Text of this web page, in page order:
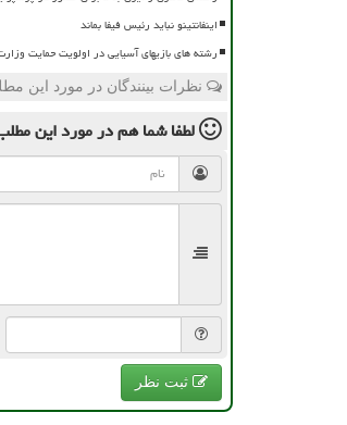
اینفانتینو نباید رئیس فیفا بماند
رشته های بازیهای آسیایی در اولویت حمایت
نظرات بینندگان در مورد این
لطفا شما همدر مورد این
ثبت نظر